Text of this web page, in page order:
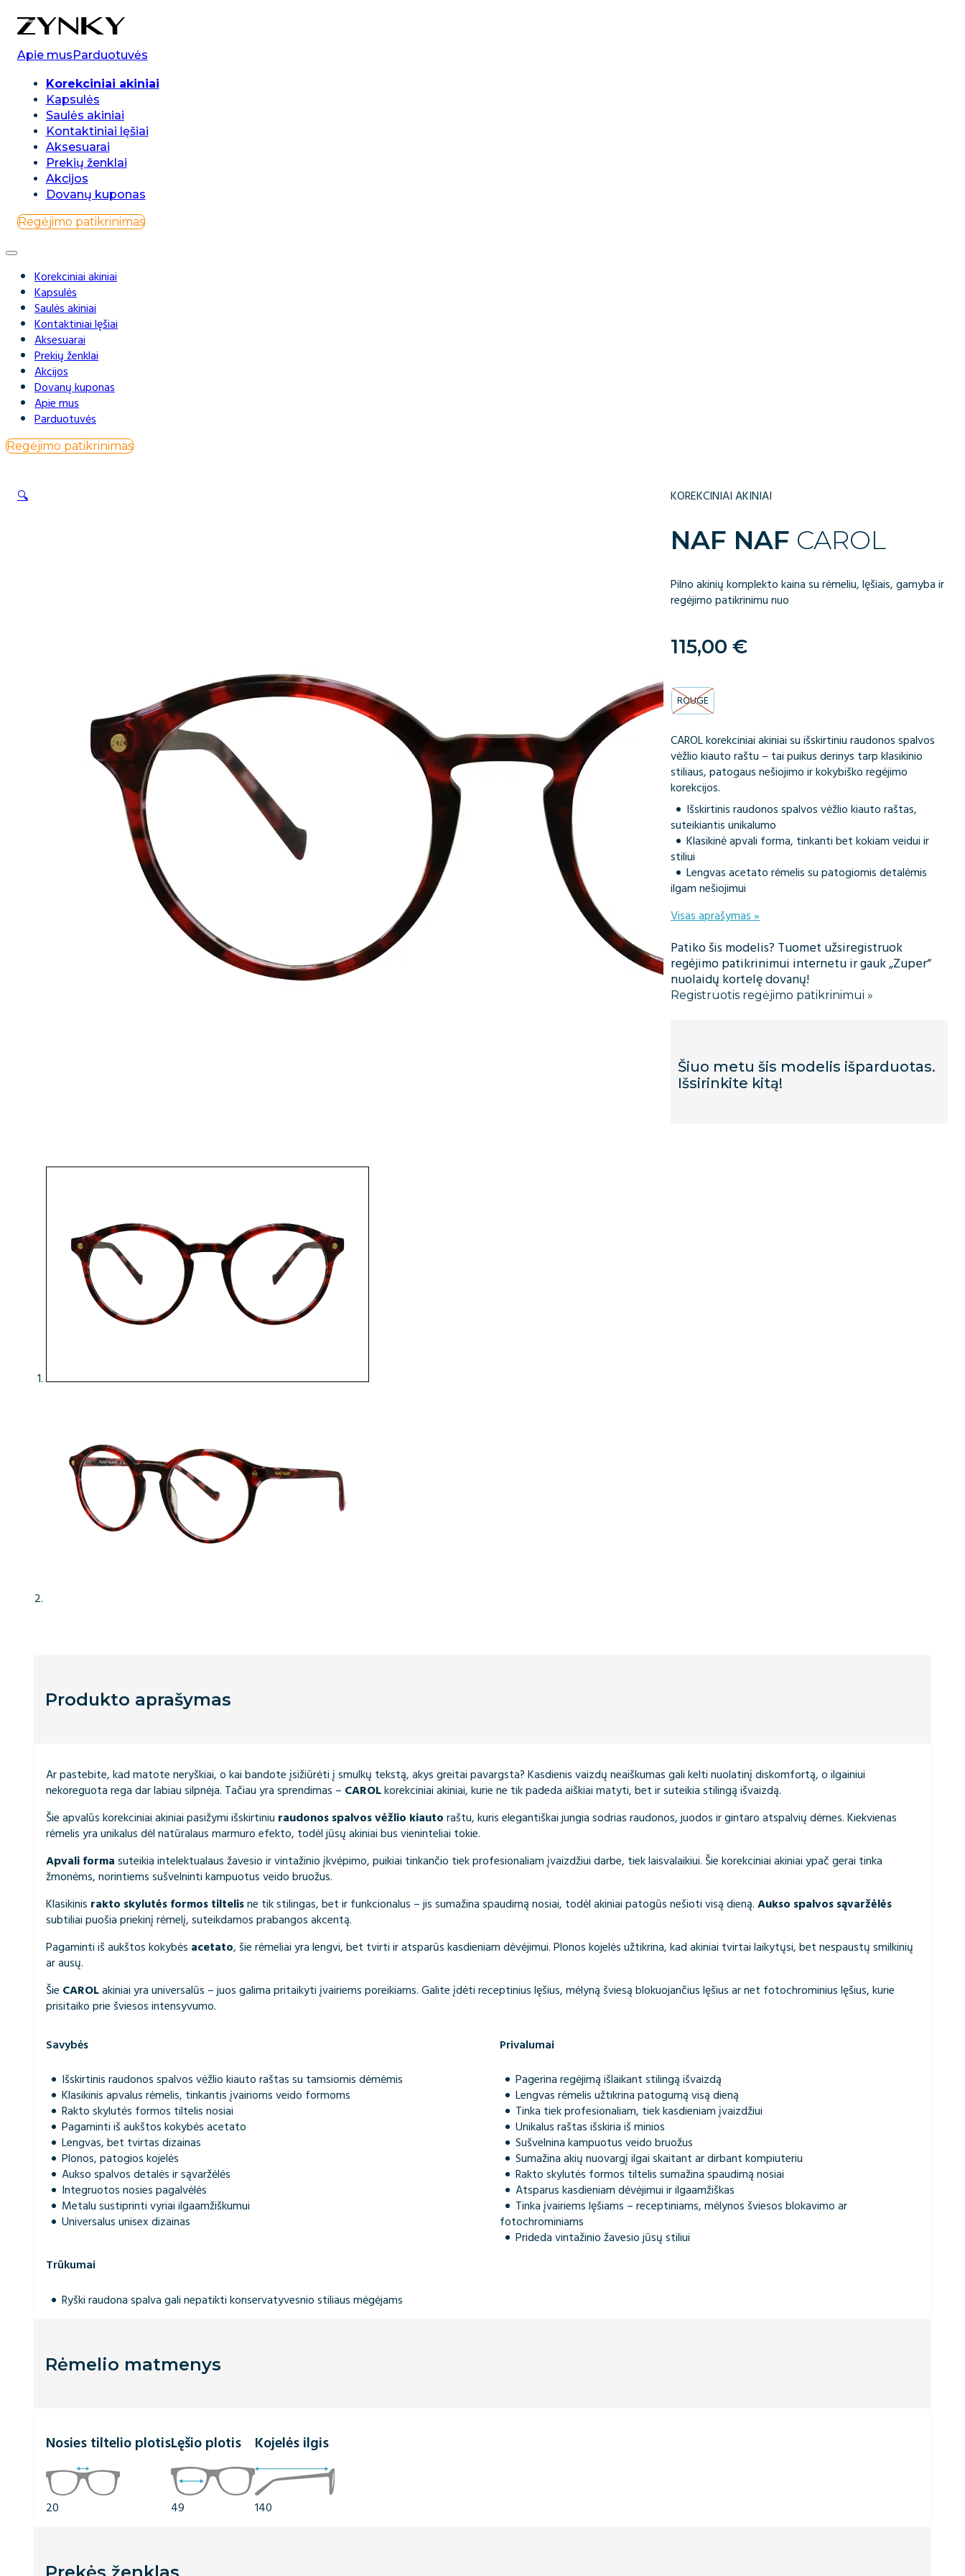
0
Apie mus Parduotuvės
Korekciniai akiniai
Kapsulės
Saulės akiniai
Kontaktiniai lęšiai
Aksesuarai
Prekių ženklai
Akcijos
Dovanų kuponas
Regėjimo patikrinimas
Korekciniai akiniai
Kapsulės
Saulės akiniai
Kontaktiniai lęšiai
Aksesuarai
Prekių ženklai
Akcijos
Dovanų kuponas
Apie mus
Parduotuvės
Regėjimo patikrinimas
🔍 KOREKCINIAI AKINIAI
NAF NAF CAROL
Pilno akinių komplekto kaina su rėmeliu, lęšiais, gamyba ir
regėjimo patikrinimu nuo
115,00€
ROUGE
CAROL korekciniai akiniai su išskirtiniu raudonos spalvos
vėžlio kiauto raštu – tai puikus derinys tarp klasikinio
stiliaus, patogaus nešiojimo ir kokybiško regėjimo
korekcijos.
Išskirtinis raudonos spalvos vėžlio kiauto raštas,
suteikiantis unikalumo
Klasikinė apvali forma, tinkanti bet kokiam veidui ir
stiliui
Lengvas acetato rėmelis su patogiomis detalėmis
ilgam nešiojimui
Visas aprašymas »
Patiko šis modelis? Tuomet užsiregistruok
regėjimo patikrinimui internetu ir gauk „Zuper“
nuolaidų kortelę dovanų!
Registruotis regėjimo patikrinimui »
Šiuo metu šis modelis išparduotas.
Išsirinkite kitą!
Produkto aprašymas
Ar pastebite, kad matote neryškiai, o kai bandote įsižiūrėti į smulkų tekstą, akys greitai pavargsta? Kasdienis vaizdų neaiškumas gali kelti nuolatinį diskomfortą, o ilgainiui
nekoreguota rega dar labiau silpnėja. Tačiau yra sprendimas – CAROLkorekciniai akiniai, kurie ne tik padeda aiškiai matyti, bet ir suteikia stilingą išvaizdą.
Šie apvalūs korekciniai akiniai pasižymi išskirtiniu raudonos spalvos vėžlio kiautoraštu, kuris elegantiškai jungia sodrias raudonos, juodos ir gintaro atspalvių dėmes. Kiekvienas
rėmelis yra unikalus dėl natūralaus marmuro efekto, todėl jūsų akiniai bus vieninteliai tokie.
Apvali formasuteikia intelektualaus žavesio ir vintažinio įkvėpimo, puikiai tinkančio tiek profesionaliam įvaizdžiui darbe, tiek laisvalaikiui. Šie korekciniai akiniai ypač gerai tinka
žmonėms, norintiems sušvelninti kampuotus veido bruožus.
Klasikinis rakto skylutės formos tiltelisne tik stilingas, bet ir funkcionalus – jis sumažina spaudimą nosiai, todėl akiniai patogūs nešioti visą dieną.Aukso spalvos sąvaržėlės
subtiliai puošia priekinį rėmelį, suteikdamos prabangos akcentą.
Pagaminti iš aukštos kokybės acetato, šie rėmeliai yra lengvi, bet tvirti ir atsparūs kasdieniam dėvėjimui. Plonos kojelės užtikrina, kad akiniai tvirtai laikytųsi, bet nespaustų smilkinių
ar ausų.
Šie CAROLakiniai yra universalūs – juos galima pritaikyti įvairiems poreikiams. Galite įdėti receptinius lęšius, mėlyną šviesą blokuojančius lęšius ar net fotochrominius lęšius, kurie
prisitaiko prie šviesos intensyvumo.
Savybės
Išskirtinis raudonos spalvos vėžlio kiauto raštas su tamsiomis dėmėmis
Klasikinis apvalus rėmelis, tinkantis įvairioms veido formoms
Rakto skylutės formos tiltelis nosiai
Pagaminti iš aukštos kokybės acetato
Lengvas, bet tvirtas dizainas
Plonos, patogios kojelės
Aukso spalvos detalės ir sąvaržėlės
Integruotos nosies pagalvėlės
Metalu sustiprinti vyriai ilgaamžiškumui
Universalus unisex dizainas
Privalumai
Pagerina regėjimą išlaikant stilingą išvaizdą
Lengvas rėmelis užtikrina patogumą visą dieną
Tinka tiek profesionaliam, tiek kasdieniam įvaizdžiui
Unikalus raštas išskiria iš minios
Sušvelnina kampuotus veido bruožus
Sumažina akių nuovargį ilgai skaitant ar dirbant kompiuteriu
Rakto skylutės formos tiltelis sumažina spaudimą nosiai
Atsparus kasdieniam dėvėjimui ir ilgaamžiškas
Tinka įvairiems lęšiams – receptiniams, mėlynos šviesos blokavimo ar
fotochrominiams
Prideda vintažinio žavesio jūsų stiliui
Trūkumai
Ryški raudona spalva gali nepatikti konservatyvesnio stiliaus mėgėjams
Rėmelio matmenys
Nosies tiltelio plotis
20
Lęšio plotis
49
Kojelės ilgis
140